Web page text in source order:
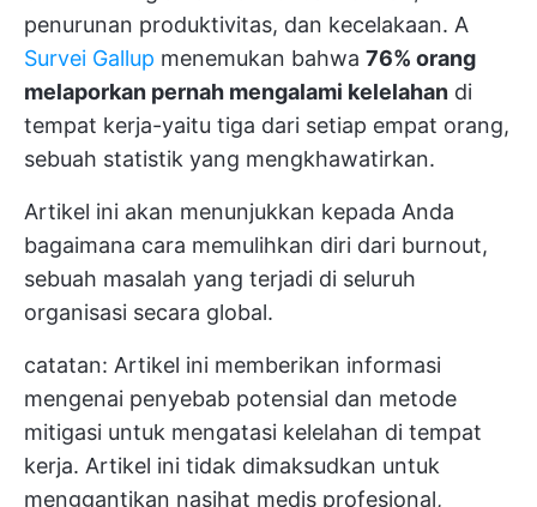
penurunan produktivitas, dan kecelakaan. A
Survei Gallup menemukan bahwa 76% orang
melaporkan pernah mengalami kelelahan di
tempat kerja-yaitu tiga dari setiap empat orang,
sebuah statistik yang mengkhawatirkan.
Artikel ini akan menunjukkan kepada Anda
bagaimana cara memulihkan diri dari burnout,
sebuah masalah yang terjadi di seluruh
organisasi secara global.
catatan: Artikel ini memberikan informasi
mengenai penyebab potensial dan metode
mitigasi untuk mengatasi kelelahan di tempat
kerja. Artikel ini tidak dimaksudkan untuk
menggantikan nasihat medis profesional,